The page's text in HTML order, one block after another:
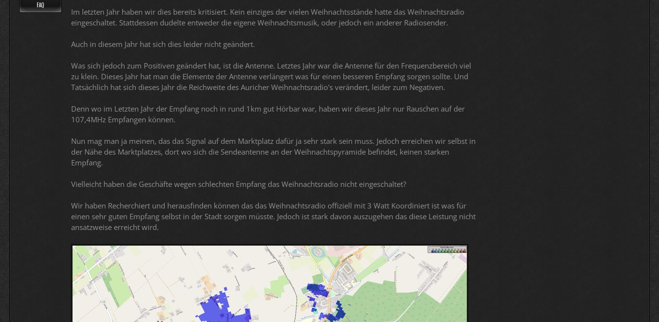
FAQ
Im letzten Jahr haben wir dies bereits kritisiert. Kein einziges der vielen Weihnachtsstände hatte das Weihnachtsradio
eingeschaltet. Stattdessen dudelte entweder die eigene Weihnachtsmusik, oder jedoch ein anderer Radiosender.
Auch in diesem Jahr hat sich dies leider nicht geändert.
Was sich jedoch zum Positiven geändert hat, ist die Antenne. Letztes Jahr war die Antenne für den Frequenzbereich viel
zu klein. Dieses Jahr hat man die Elemente der Antenne verlängert was für einen besseren Empfang sorgen sollte. Und
Tatsächlich hat sich dieses Jahr die Reichweite des Auricher Weihnachtsradio's verändert, leider zum Negativen.
Denn wo im Letzten Jahr der Empfang noch in rund 1km gut Hörbar war, haben wir dieses Jahr nur Rauschen auf der
107,4MHz Empfangen können.
Nun mag man ja meinen, das das Signal auf dem Marktplatz dafür ja sehr stark sein muss. Jedoch erreichen wir selbst in
der Nähe des Marktplatzes, dort wo sich die Sendeantenne an der Weihnachtspyramide befindet, keinen starken
Empfang.
Vielleicht haben die Geschäfte wegen schlechten Empfang das Weihnachtsradio nicht eingeschaltet?
Wir haben Recherchiert und herausfinden können das das Weihnachtsradio offiziell mit 3 Watt Koordiniert ist was für
einen sehr guten Empfang selbst in der Stadt sorgen müsste. Jedoch ist stark davon auszugehen das diese Leistung nicht
ansatzweise erreicht wird.